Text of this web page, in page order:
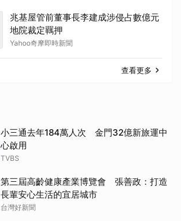
兆基屋管前董事長李建成涉侵占數億元
地院裁定羈押
Yahoo奇摩即時新聞
查看更多
小三通去年184萬人次 金門32億新旅運中
心啟用
TVBS
第三屆高齡健康產業博覽會 張善政：打造
長輩安心生活的宜居城市
台灣好新聞